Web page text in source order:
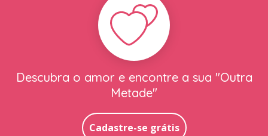
Descubra o amor e encontre a sua "Outra
Metade"
Cadastre-se grátis